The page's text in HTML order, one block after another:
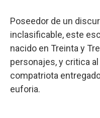
Poseedor de un
inclasificable, este
nacido en Treinta y
personajes, y critica
compatriota
euforia.